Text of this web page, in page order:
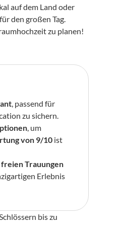
auf dem Land oder
den großen Tag.
zu planen!
, passend für
zu sichern.
, um
von 9/10 ist
freien Trauungen
Erlebnis
bis zu